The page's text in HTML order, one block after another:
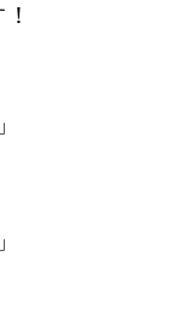
」
」